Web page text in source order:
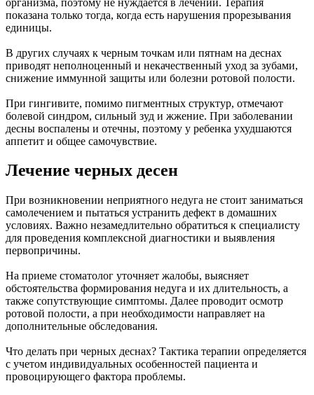
показана только тогда, когда есть нарушения прорезывания
единицы.
В других случаях к черным точкам или пятнам на деснах
приводят неполноценный и некачественный уход за зубами,
снижение иммунной защиты или болезни ротовой полости.
При гингивите, помимо пигментных структур, отмечают
болевой синдром, сильный зуд и жжение. При заболевании
десны воспалены и отечны, поэтому у ребенка ухудшаются
аппетит и общее самочувствие.
Лечение черных десен
При возникновении неприятного недуга не стоит заниматься
самолечением и пытаться устранить дефект в домашних
условиях. Важно незамедлительно обратиться к специалисту
для проведения комплексной диагностики и выявления
первопричины.
На приеме стоматолог уточняет жалобы, выясняет
обстоятельства формирования недуга и их длительность, а
также сопутствующие симптомы. Далее проводит осмотр
ротовой полости, а при необходимости направляет на
дополнительные обследования.
Что делать при черных деснах? Тактика терапии определяется
с учетом индивидуальных особенностей пациента и
провоцирующего фактора проблемы.